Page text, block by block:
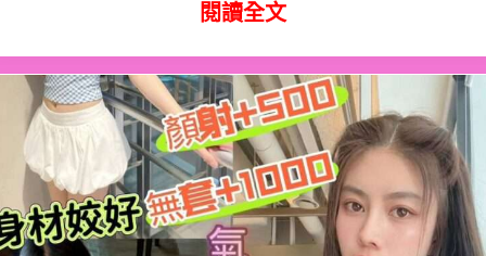
閱讀全文